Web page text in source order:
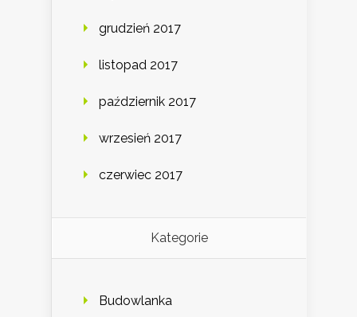
grudzień 2017
listopad 2017
październik 2017
wrzesień 2017
czerwiec 2017
Kategorie
Budowlanka